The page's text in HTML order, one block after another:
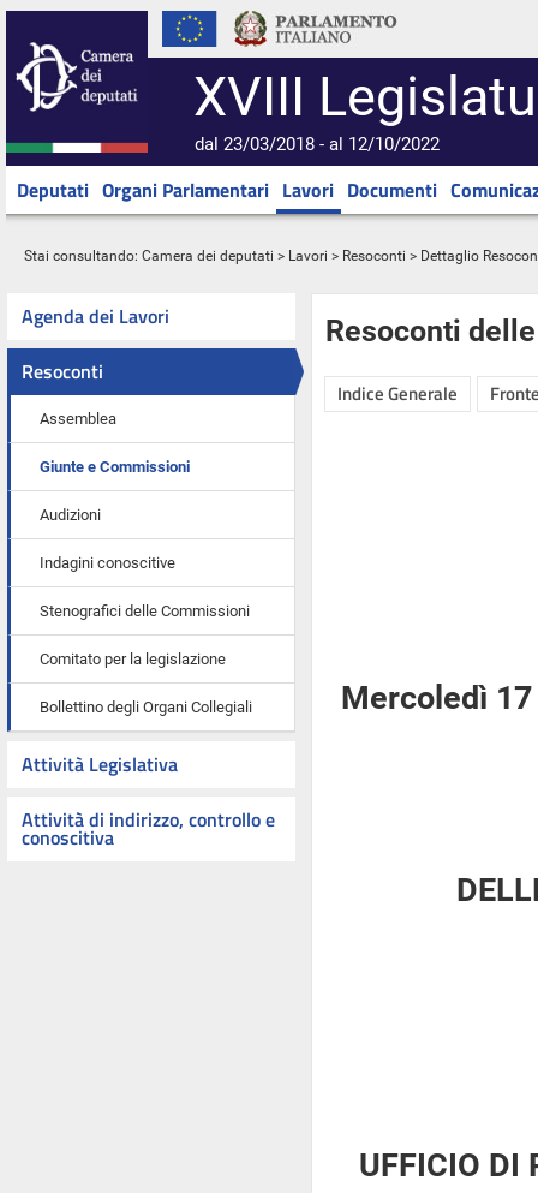
XVIII
dal 23/03/2018 - al 12/10/2022
Deputati Organi Parlamentari Lavori Documenti
Stai consultando: Camera dei deputati > Lavori > Resoconti > Dettaglio
Agenda dei Lavori
Resoconti
Assemblea
Giunte e Commissioni
Audizioni
Indagini conoscitive
Stenografici delle Commissioni
Comitato per la legislazione
Bollettino degli Organi Collegiali
Attività Legislativa
Attività di indirizzo, controllo e
conoscitiva
Resoconti
Indice Generale
Mercoledì
UFFICIO DI